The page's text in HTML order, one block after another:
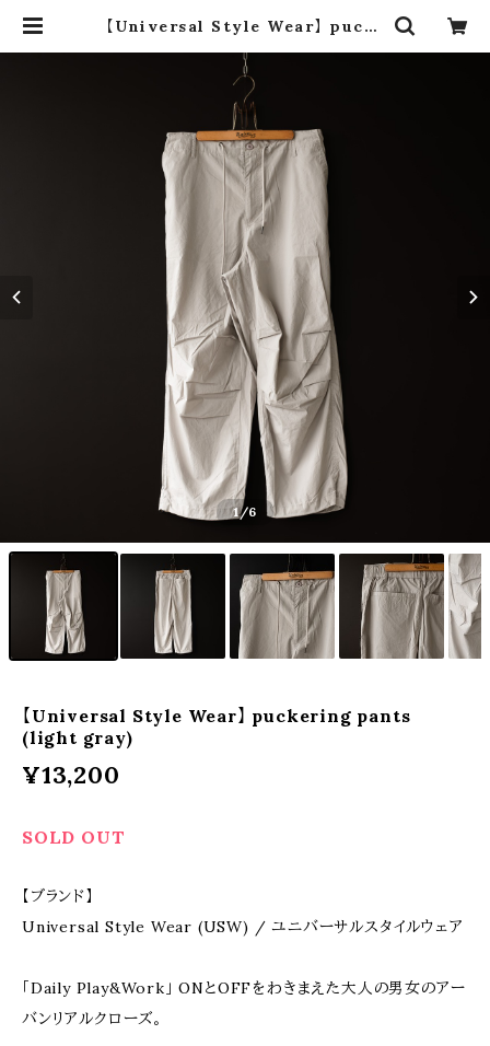
【Universal Style Wear】 pucke
dro
1/6
【Universal Style Wear】 puckering pants
(light gray)
¥13,200
SOLD OUT
【ブランド】
Universal Style Wear (USW) / ユニバーサルスタイルウェア
「Daily Play&Work」 ONとOFFをわきまえた大人の男女のアー
バンリアルクローズ。